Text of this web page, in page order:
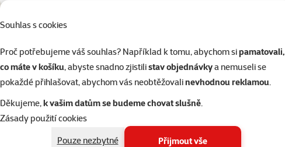
Souhlas s cookies
Proč potřebujeme váš souhlas? Například k tomu, abychom sipamatovali,
co máte v košíku, abyste snadno zjistilistav objednávkya nemuseli se
pokaždé přihlašovat, abychom vás neobtěžovalinevhodnou reklamou.
Děkujeme,k vašim datům se budeme chovat slušně.
Zásady použití cookies
Pouze nezbytné
Přijmout vše
České Budějovice Strakonická
Český Krumlov
Urbinská 238, Český Krumlov
Čestlice
Čestlice komerční zóna, U Makra 123, Čestlice